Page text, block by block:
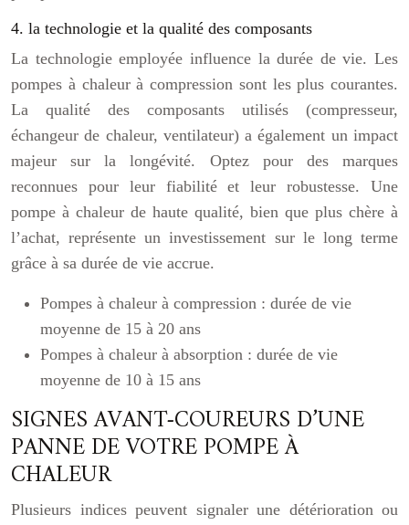
4. la technologie et la qualité des composants
La technologie employée influence la durée de vie. Les
pompes à chaleur à compression sont les plus courantes.
La qualité des composants utilisés (compresseur,
échangeur de chaleur, ventilateur) a également un impact
majeur sur la longévité. Optez pour des marques
reconnues pour leur fiabilité et leur robustesse. Une
pompe à chaleur de haute qualité, bien que plus chère à
l’achat, représente un investissement sur le long terme
grâce à sa durée de vie accrue.
Pompes à chaleur à compression : durée de vie
moyenne de 15 à 20 ans
Pompes à chaleur à absorption : durée de vie
moyenne de 10 à 15 ans
SIGNES AVANT-COUREURS D’UNE
PANNE DE VOTRE POMPE À
CHALEUR
Plusieurs indices peuvent signaler une détérioration ou